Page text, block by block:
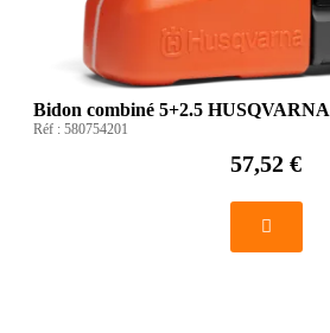
Bidon combiné 5+2.5 HUSQVARNA
Réf : 580754201
57,52 €